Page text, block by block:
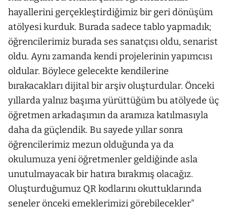
hayallerini gerçekleştirdiğimiz bir geri dönüşüm
atölyesi kurduk. Burada sadece tablo yapmadık;
öğrencilerimiz burada ses sanatçısı oldu, senarist
oldu. Aynı zamanda kendi projelerinin yapımcısı
oldular. Böylece gelecekte kendilerine
bırakacakları dijital bir arşiv oluşturdular. Önceki
yıllarda yalnız başıma yürüttüğüm bu atölyede üç
öğretmen arkadaşımın da aramıza katılmasıyla
daha da güçlendik. Bu sayede yıllar sonra
öğrencilerimiz mezun olduğunda ya da
okulumuza yeni öğretmenler geldiğinde asla
unutulmayacak bir hatıra bırakmış olacağız.
Oluşturduğumuz QR kodlarını okuttuklarında
seneler önceki emeklerimizi görebilecekler"